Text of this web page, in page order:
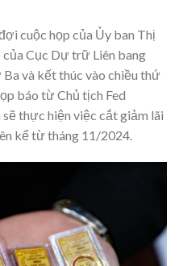
cuộc họp của Ủy ban Thị
Cục Dự trữ Liên bang
và kết thúc vào chiều thứ
báo từ Chủ tịch Fed
thực hiện việc cắt giảm lãi
kể từ tháng 11/2024.